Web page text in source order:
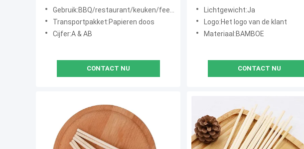
Restaurant Grade Made from 100%
Bamboo Dried Sterilized Polished
Gebruik:BBQ/restaurant/keuken/feestje/huishouden
Transportpakket:Papieren doos
Cijfer:A & AB
CONTACT NU
bamboe
Lichtgewicht:Ja
Logo:Het logo van de klant
Materiaal:BAMBOE
CONTACT NU